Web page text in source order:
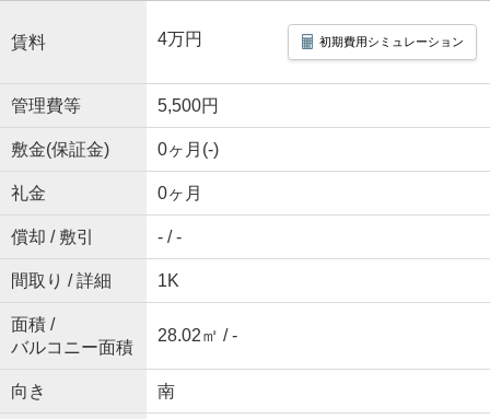
賃料 4万円 初期費用シミュレーション
管理費等 5,500円
敷金(保証金) 0ヶ月(-)
礼金 0ヶ月
償却 / 敷引 - / -
間取り / 詳細 1K
面積 /
バルコニー面積
28.02㎡ / -
向き 南